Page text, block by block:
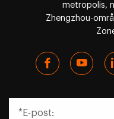
metropolis,
Zhengzhou-